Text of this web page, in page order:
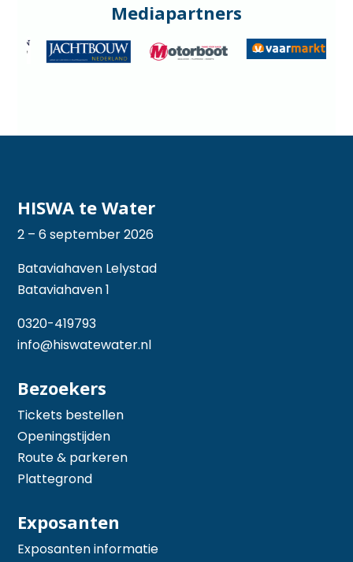
Mediapartners
HISWA te Water
2 – 6 september 2026
Bataviahaven Lelystad
Bataviahaven 1
0320-419793
info@hiswatewater.nl
Bezoekers
Tickets bestellen
Openingstijden
Route & parkeren
Plattegrond
Exposanten
Exposanten informatie